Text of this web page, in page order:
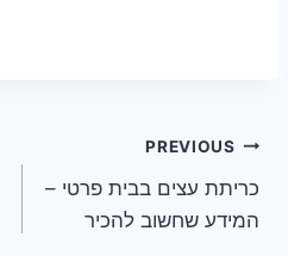
ניווט
PREVIOUS
כריתת עצים בבית פרטי –
המידע שחשוב להכיר